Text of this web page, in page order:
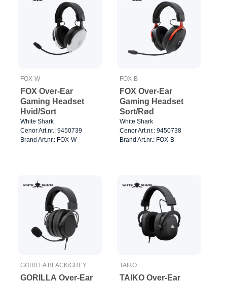
FOX-W
FOX Over-Ear
Gaming Headset
Hvid/Sort
White Shark
Cenor Art.nr.: 9450739
Brand Art.nr.: FOX-W
FOX-B
FOX Over-Ear
Gaming Headset
Sort/Rød
White Shark
Cenor Art.nr.: 9450738
Brand Art.nr.: FOX-B
GORILLA BLACK/GREY
GORILLA Over-Ear
TAIKO
TAIKO Over-Ear